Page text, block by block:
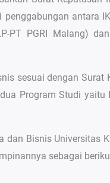
antara
PT PGRI Malang)
sesuai dengan Surat
Program Studi
Bisnis Universitas
sebagai